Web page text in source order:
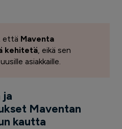
että Maventa
kehitetä, eikä sen
asiakkaille.
ja
Maventan
kautta